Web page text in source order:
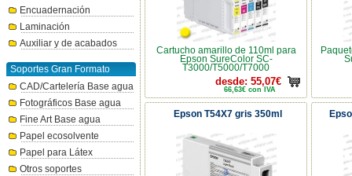
Encuadernación
Laminación
Auxiliar y de acabados
Soportes Gran Formato
CAD/Cartelería Base agua
Fotográficos Base agua
Fine Art Base agua
Papel ecosolvente
Papel para Látex
Otros soportes
Cartucho amarillo de 110ml para
Epson SureColor SC-
T3000/T5000/T7000
desde: 55,07€
66,63€ con IVA
Epson T54X7 gris 350ml